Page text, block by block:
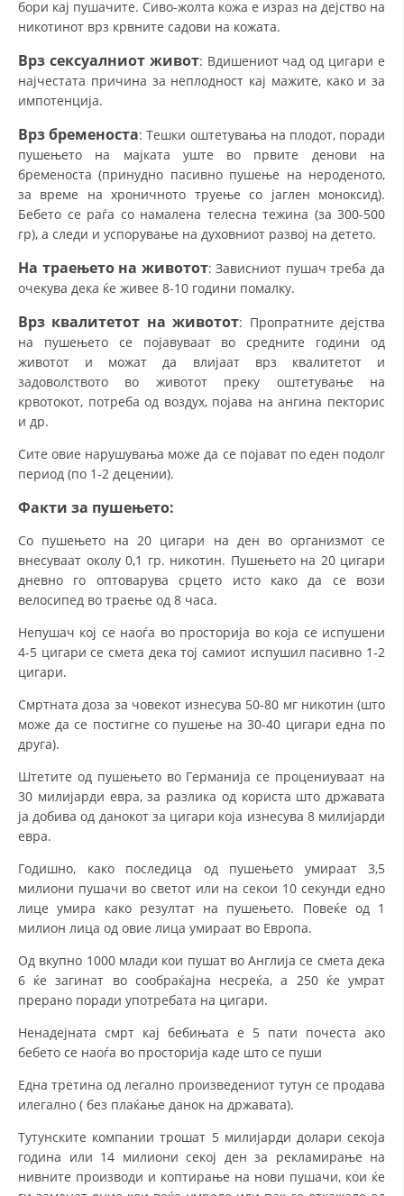
бори кај пушачите. Сиво-жолта кожа е израз на дејство на
никотинот врз крвните садови на кожата.
Врз сексуалниот живот: Вдишениот чад од цигари е
најчестата причина за неплодност кај мажите, како и за
импотенција.
Врз бременоста: Тешки оштетувања на плодот, поради
пушењето на мајката уште во првите денови на
бременоста (принудно пасивно пушење на нероденото,
за време на хроничното труење со јаглен моноксид).
Бебето се раѓа со намалена телесна тежина (за 300-500
гр), а следи и успорување на духовниот развој на детето.
На траењето на животот: Зависниот пушач треба да
очекува дека ќе живее 8-10 години помалку.
Врз квалитетот на животот: Пропратните дејства
на пушењето се појавуваат во средните години од
животот и можат да влијаат врз квалитетот и
задоволството во животот преку оштетување на
крвотокот, потреба од воздух, појава на ангина пекторис
и др.
Сите овие нарушувања може да се појават по еден подолг
период (по 1-2 децении).
Факти за пушењето:
Со пушењето на 20 цигари на ден во организмот се
внесуваат околу 0,1 гр. никотин. Пушењето на 20 цигари
дневно го оптоварува срцето исто како да се вози
велосипед во траење од 8 часа.
Непушач кој се наоѓа во просторија во која се испушени
4-5 цигари се смета дека тој самиот испушил пасивно 1-2
цигари.
Смртната доза за човекот изнесува 50-80 мг никотин (што
може да се постигне со пушење на 30-40 цигари една по
друга).
Штетите од пушењето во Германија се процениуваат на
30 милијарди евра, за разлика од користа што државата
ја добива од данокот за цигари која изнесува 8 милијарди
евра.
Годишно, како последица од пушењето умираат 3,5
милиони пушачи во светот или на секои 10 секунди едно
лице умира како резултат на пушењето. Повеќе од 1
милион лица од овие лица умираат во Европа.
Од вкупно 1000 млади кои пушат во Англија се смета дека
6 ќе загинат во сообраќајна несреќа, а 250 ќе умрат
прерано поради употребата на цигари.
Ненадејната смрт кај бебињата е 5 пати почеста ако
бебето се наоѓа во просторија каде што се пуши
Една третина од легално произведениот тутун се продава
илегално ( без плаќање данок на државата).
Тутунските компании трошат 5 милијарди долари секоја
година или 14 милиони секој ден за рекламирање на
нивните производи и коптирање на нови пушачи, кои ќе